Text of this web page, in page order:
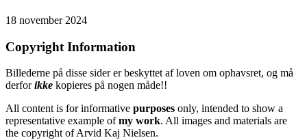
18 november 2024
Copyright Information
Billederne på disse sider er beskyttet af loven om ophavsret, og må
derforikke kopieres på nogen måde!!
All content is for informative purposes only, intended to show a
representative example ofmy work. All images and materials are
the copyright of Arvid Kaj Nielsen.